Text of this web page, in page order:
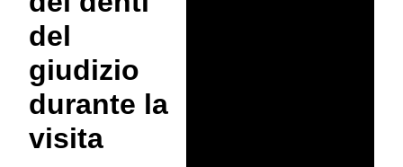
del
giudizio
durante la
visita